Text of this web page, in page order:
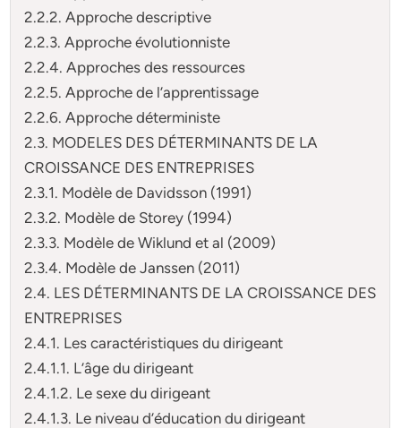
2.2.2. Approche descriptive
2.2.3. Approche évolutionniste
2.2.4. Approches des ressources
2.2.5. Approche de l’apprentissage
2.2.6. Approche déterministe
2.3. MODELES DES DÉTERMINANTS DE LA
CROISSANCE DES ENTREPRISES
2.3.1. Modèle de Davidsson (1991)
2.3.2. Modèle de Storey (1994)
2.3.3. Modèle de Wiklund et al (2009)
2.3.4. Modèle de Janssen (2011)
2.4. LES DÉTERMINANTS DE LA CROISSANCE DES
ENTREPRISES
2.4.1. Les caractéristiques du dirigeant
2.4.1.1. L’âge du dirigeant
2.4.1.2. Le sexe du dirigeant
2.4.1.3. Le niveau d’éducation du dirigeant